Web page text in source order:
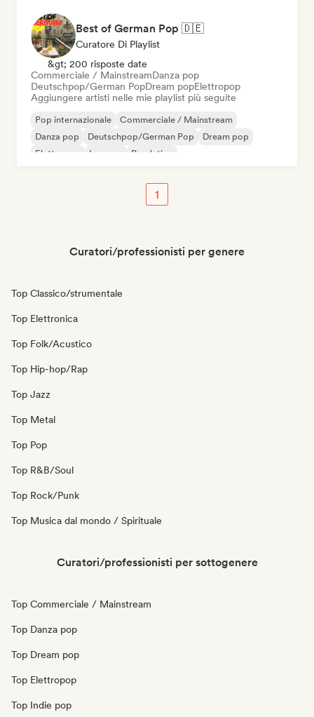
Best of German Pop 🇩🇪
Curatore Di Playlist
&gt; 200 risposte date
Commerciale / MainstreamDanza pop
Deutschpop/German PopDream popElettropop
Aggiungere artisti nelle mie playlist più seguite
Pop internazionale
Commerciale / Mainstream
Danza pop
Deutschpop/German Pop
Dream pop
Elettropop
Iperpop Pop latino
1
Curatori/professionisti per genere
Top Classico/strumentale
Top Elettronica
Top Folk/Acustico
Top Hip-hop/Rap
Top Jazz
Top Metal
Top Pop
Top R&B/Soul
Top Rock/Punk
Top Musica dal mondo / Spirituale
Curatori/professionisti per sottogenere
Top Commerciale / Mainstream
Top Danza pop
Top Dream pop
Top Elettropop
Top Indie pop